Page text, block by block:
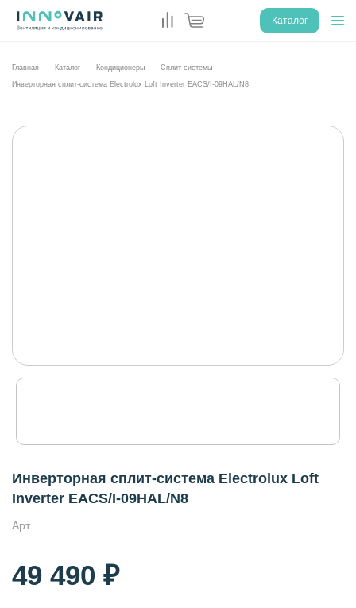
Каталог
Главная Каталог Кондиционеры Сплит-системы
Инверторная сплит-система Electrolux Loft Inverter EACS/I-09HAL/N8
Инверторная сплит-система Electrolux Loft
Inverter EACS/I-09HAL/N8
Арт.
49 490 ₽